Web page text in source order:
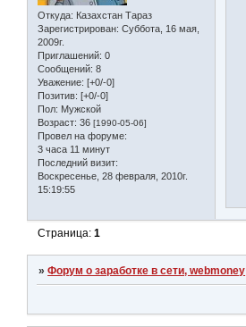
Откуда: Казахстан Тараз
Зарегистрирован: Суббота, 16 мая,
2009г.
Приглашений: 0
Сообщений: 8
Уважение: [+0/-0]
Позитив: [+0/-0]
Пол: Мужской
Возраст: 36 [1990-05-06]
Провел на форуме:
3 часа 11 минут
Последний визит:
Воскресенье, 28 февраля, 2010г.
15:19:55
Страница:1
»Форум о заработке в сети, webmoney